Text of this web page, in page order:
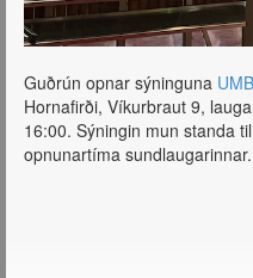
Guðrún opnar sýninguna
Hornafirði, Víkurbraut 9,
16:00. Sýningin mun standa
opnunartíma sundlaugarinnar.